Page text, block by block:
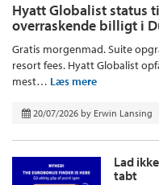
Hyatt Globalist status
overraskende billigt i
Gratis morgenmad. Suite
resort fees. Hyatt Globalist
mest… Læs mere
20/07/2026 by Erwin Lansing
Lad
tabt